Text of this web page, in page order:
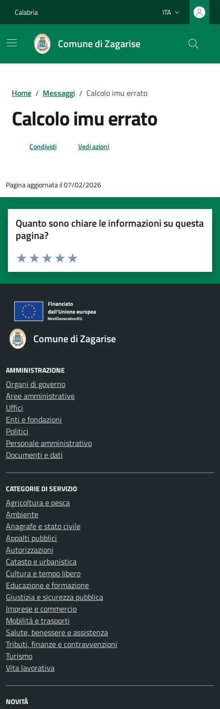
Calabria Lingua attiva:
ITA
Comune di Zagarise
Home / Messaggi / Calcolo imu errato
Calcolo imu errato
Condividi Vedi azioni
Pagina aggiornata il 07/02/2026
Quanto sono chiare le informazioni su questa
pagina?
Valuta 5 stelle su 5
Valuta 4 stelle su 5
Valuta 3 stelle su 5
Valuta 2 stelle su 5
Valuta 1 stelle su 5
Comune di Zagarise
AMMINISTRAZIONE
Organi di governo
Aree amministrative
Uffici
Enti e fondazioni
Politici
Personale amministrativo
Documenti e dati
CATEGORIE DI SERVIZIO
Agricoltura e pesca
Ambiente
Anagrafe e stato civile
Appalti pubblici
Autorizzazioni
Catasto e urbanistica
Cultura e tempo libero
Educazione e formazione
Giustizia e sicurezza pubblica
Imprese e commercio
Mobilità e trasporti
Salute, benessere e assistenza
Tributi, finanze e contravvenzioni
Turismo
Vita lavorativa
NOVITÀ